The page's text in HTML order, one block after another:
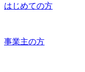
はじめての方
事業主の方